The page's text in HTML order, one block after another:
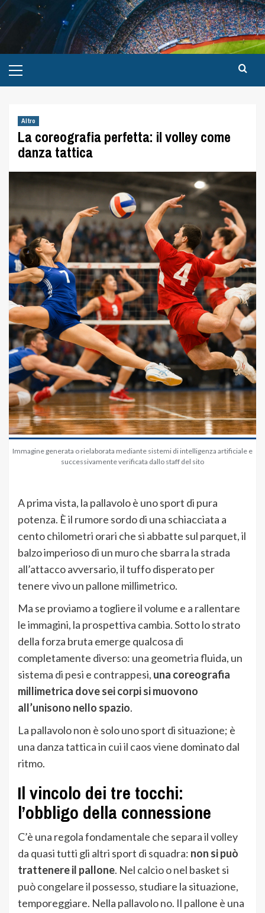
Altro
La coreografia perfetta: il volley come
danza tattica
Immagine generata o rielaborata mediante sistemi di intelligenza artificiale e
successivamente verificata dallo staff del sito
A prima vista, la pallavolo è uno sport di pura
potenza. È il rumore sordo di una schiacciata a
cento chilometri orari che si abbatte sul parquet, il
balzo imperioso di un muro che sbarra la strada
all’attacco avversario, il tuffo disperato per
tenere vivo un pallone millimetrico.
Ma se proviamo a togliere il volume e a rallentare
le immagini, la prospettiva cambia. Sotto lo strato
della forza bruta emerge qualcosa di
completamente diverso: una geometria fluida, un
sistema di pesi e contrappesi, una coreografia
millimetrica dove sei corpi si muovono
all’unisono nello spazio.
La pallavolo non è solo uno sport di situazione; è
una danza tattica in cui il caos viene dominato dal
ritmo.
Il vincolo dei tre tocchi:
l’obbligo della connessione
C’è una regola fondamentale che separa il volley
da quasi tutti gli altri sport di squadra: non si può
trattenere il pallone. Nel calcio o nel basket si
può congelare il possesso, studiare la situazione,
temporeggiare. Nella pallavolo no. Il pallone è una